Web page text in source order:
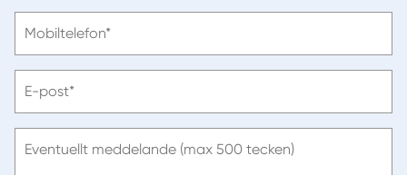
ange
Mobiltelefon*
ange
post
E-post*
Eventuellt meddelande (max 500 tecken)